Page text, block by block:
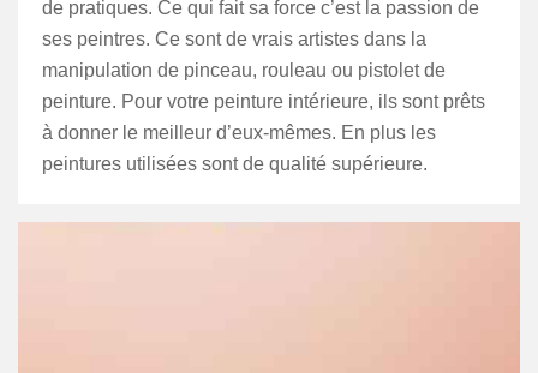
de pratiques. Ce qui fait sa force c’est la passion de
ses peintres. Ce sont de vrais artistes dans la
manipulation de pinceau, rouleau ou pistolet de
peinture. Pour votre peinture intérieure, ils sont prêts
à donner le meilleur d’eux-mêmes. En plus les
peintures utilisées sont de qualité supérieure.